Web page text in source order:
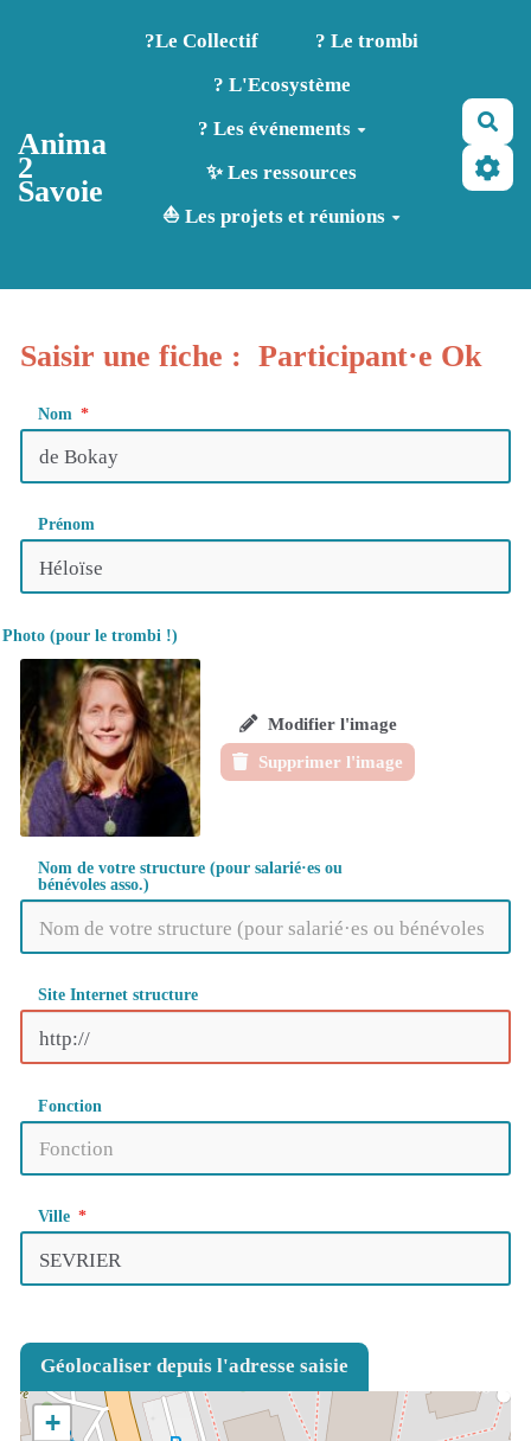
Aller au contenu principal
Anima
2
Savoie
?️Le Collectif
? Le trombi
? L'Ecosystème
? Les événements
✨ Les ressources
⛵ Les projets et réunions
Saisir une fiche : Participant·e Ok
Nom
Prénom
Photo (pour le trombi !)
Modifier l'image
Supprimer l'image
Nom de votre structure (pour salarié·es ou
bénévoles asso.)
Site Internet structure
Fonction
Ville
Géolocaliser depuis l'adresse saisie
+